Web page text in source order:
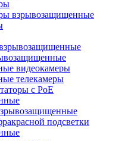
взрывозащищенные
видеокамеры
телекамеры
с РоЕ
подсветки